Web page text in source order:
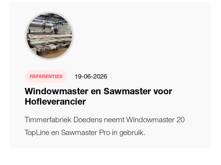
REFERENTIES 19-06-2026
Windowmaster en Sawmaster voor
Hofleverancier
Timmerfabriek Doedens neemt Windowmaster 20
TopLine en Sawmaster Pro in gebruik.